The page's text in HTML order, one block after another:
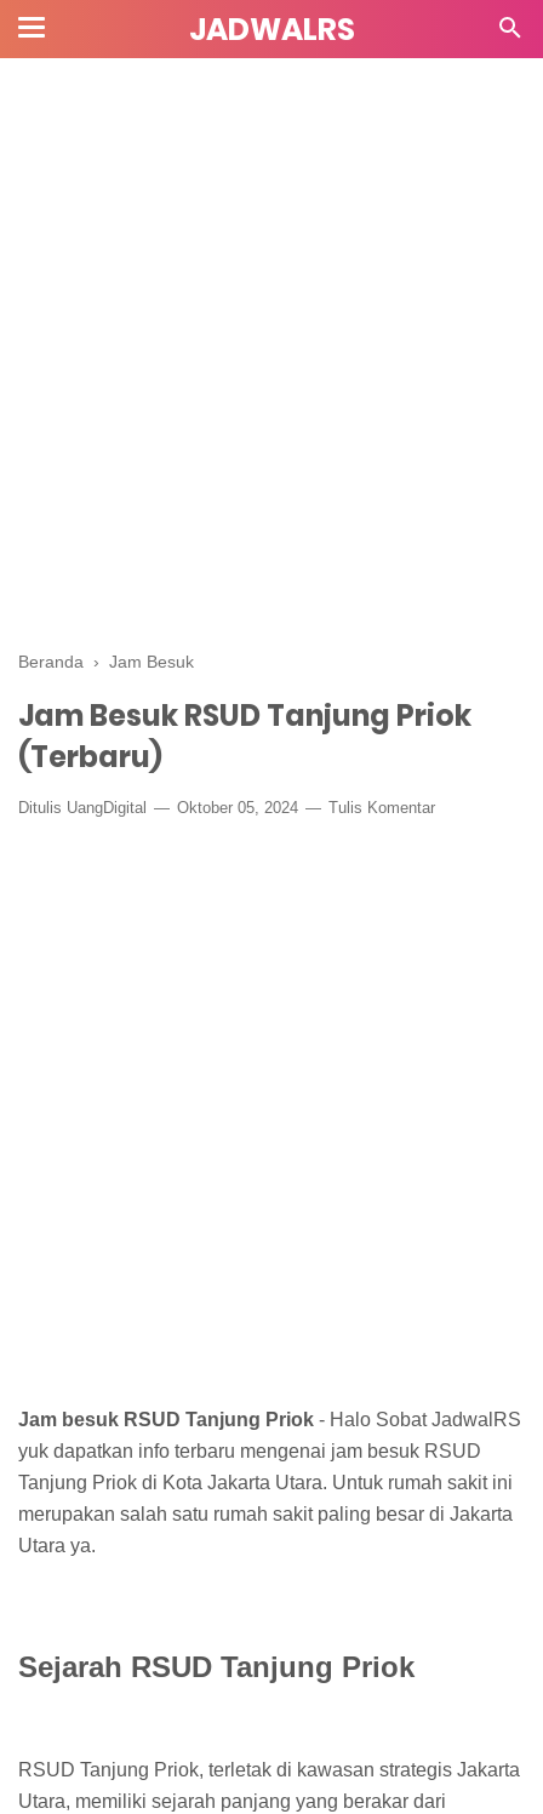
JADWALRS
Beranda › Jam Besuk
Jam Besuk RSUD Tanjung Priok
(Terbaru)
Ditulis UangDigital Oktober 05, 2024 Tulis Komentar
Jam besuk RSUD Tanjung Priok - Halo Sobat JadwalRS
yuk dapatkan info terbaru mengenai jam besuk RSUD
Tanjung Priok di Kota Jakarta Utara. Untuk rumah sakit ini
merupakan salah satu rumah sakit paling besar di Jakarta
Utara ya.
Sejarah RSUD Tanjung Priok
RSUD Tanjung Priok, terletak di kawasan strategis Jakarta
Utara, memiliki sejarah panjang yang berakar dari